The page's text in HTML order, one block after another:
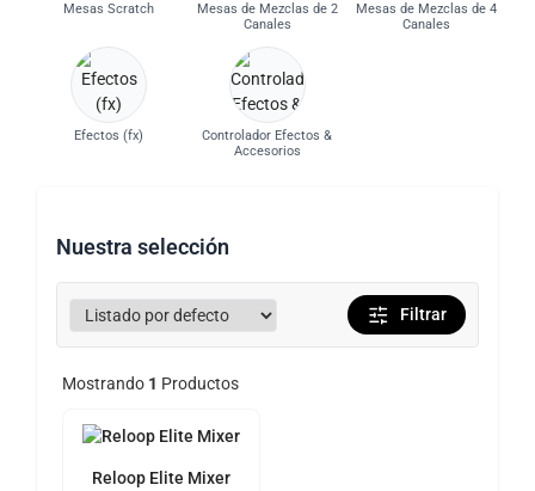
Mesas Scratch
Mesas de Mezclas de 2
Canales
Mesas de Mezclas de 4
Canales
Efectos (fx)
Controlador Efectos &
Accesorios
Nuestra selección
Filtrar
Mostrando 1 Productos
Reloop Elite Mixer